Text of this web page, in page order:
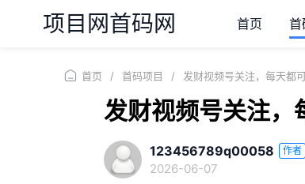
项目网首码网 首页 首
首页 / 首码项目 / 发财视频号关注，每天都
发财视频号关注，
123456789q00058 作者
2026-06-07